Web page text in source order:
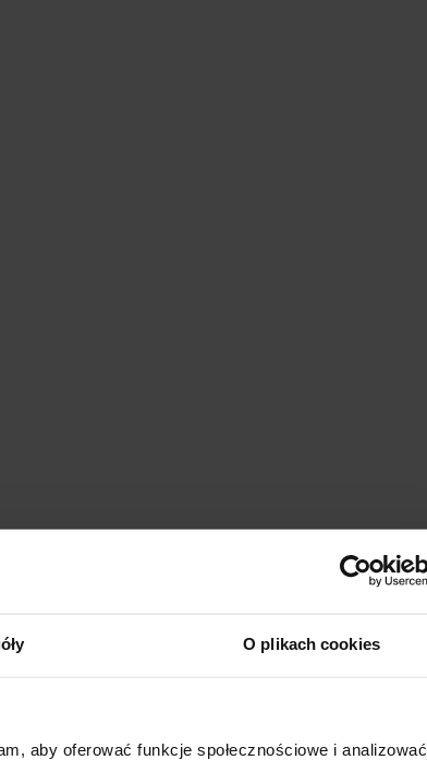
O plikach cookies
aby oferować funkcje społecznościowe i analizować